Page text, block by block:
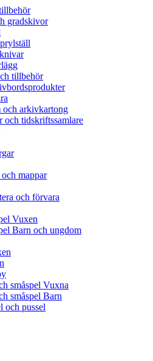
gradskivor
tillbehör
arkivkartong
och tidskriftssamlare
mappar
och förvara
Vuxen
Barn och ungdom
småspel Vuxna
småspel Barn
och pussel